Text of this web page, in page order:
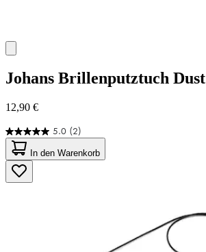
Johans Brillenputztuch Dust
12,90 €
5.0 (2)
5.0
von
5
Sternen.
2
In den Warenkorb